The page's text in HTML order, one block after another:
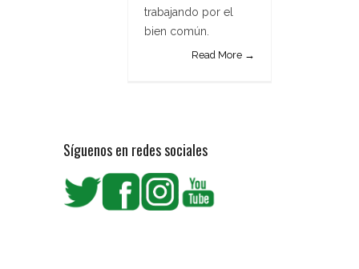
trabajando por el
bien común.
Read More →
Síguenos en redes sociales